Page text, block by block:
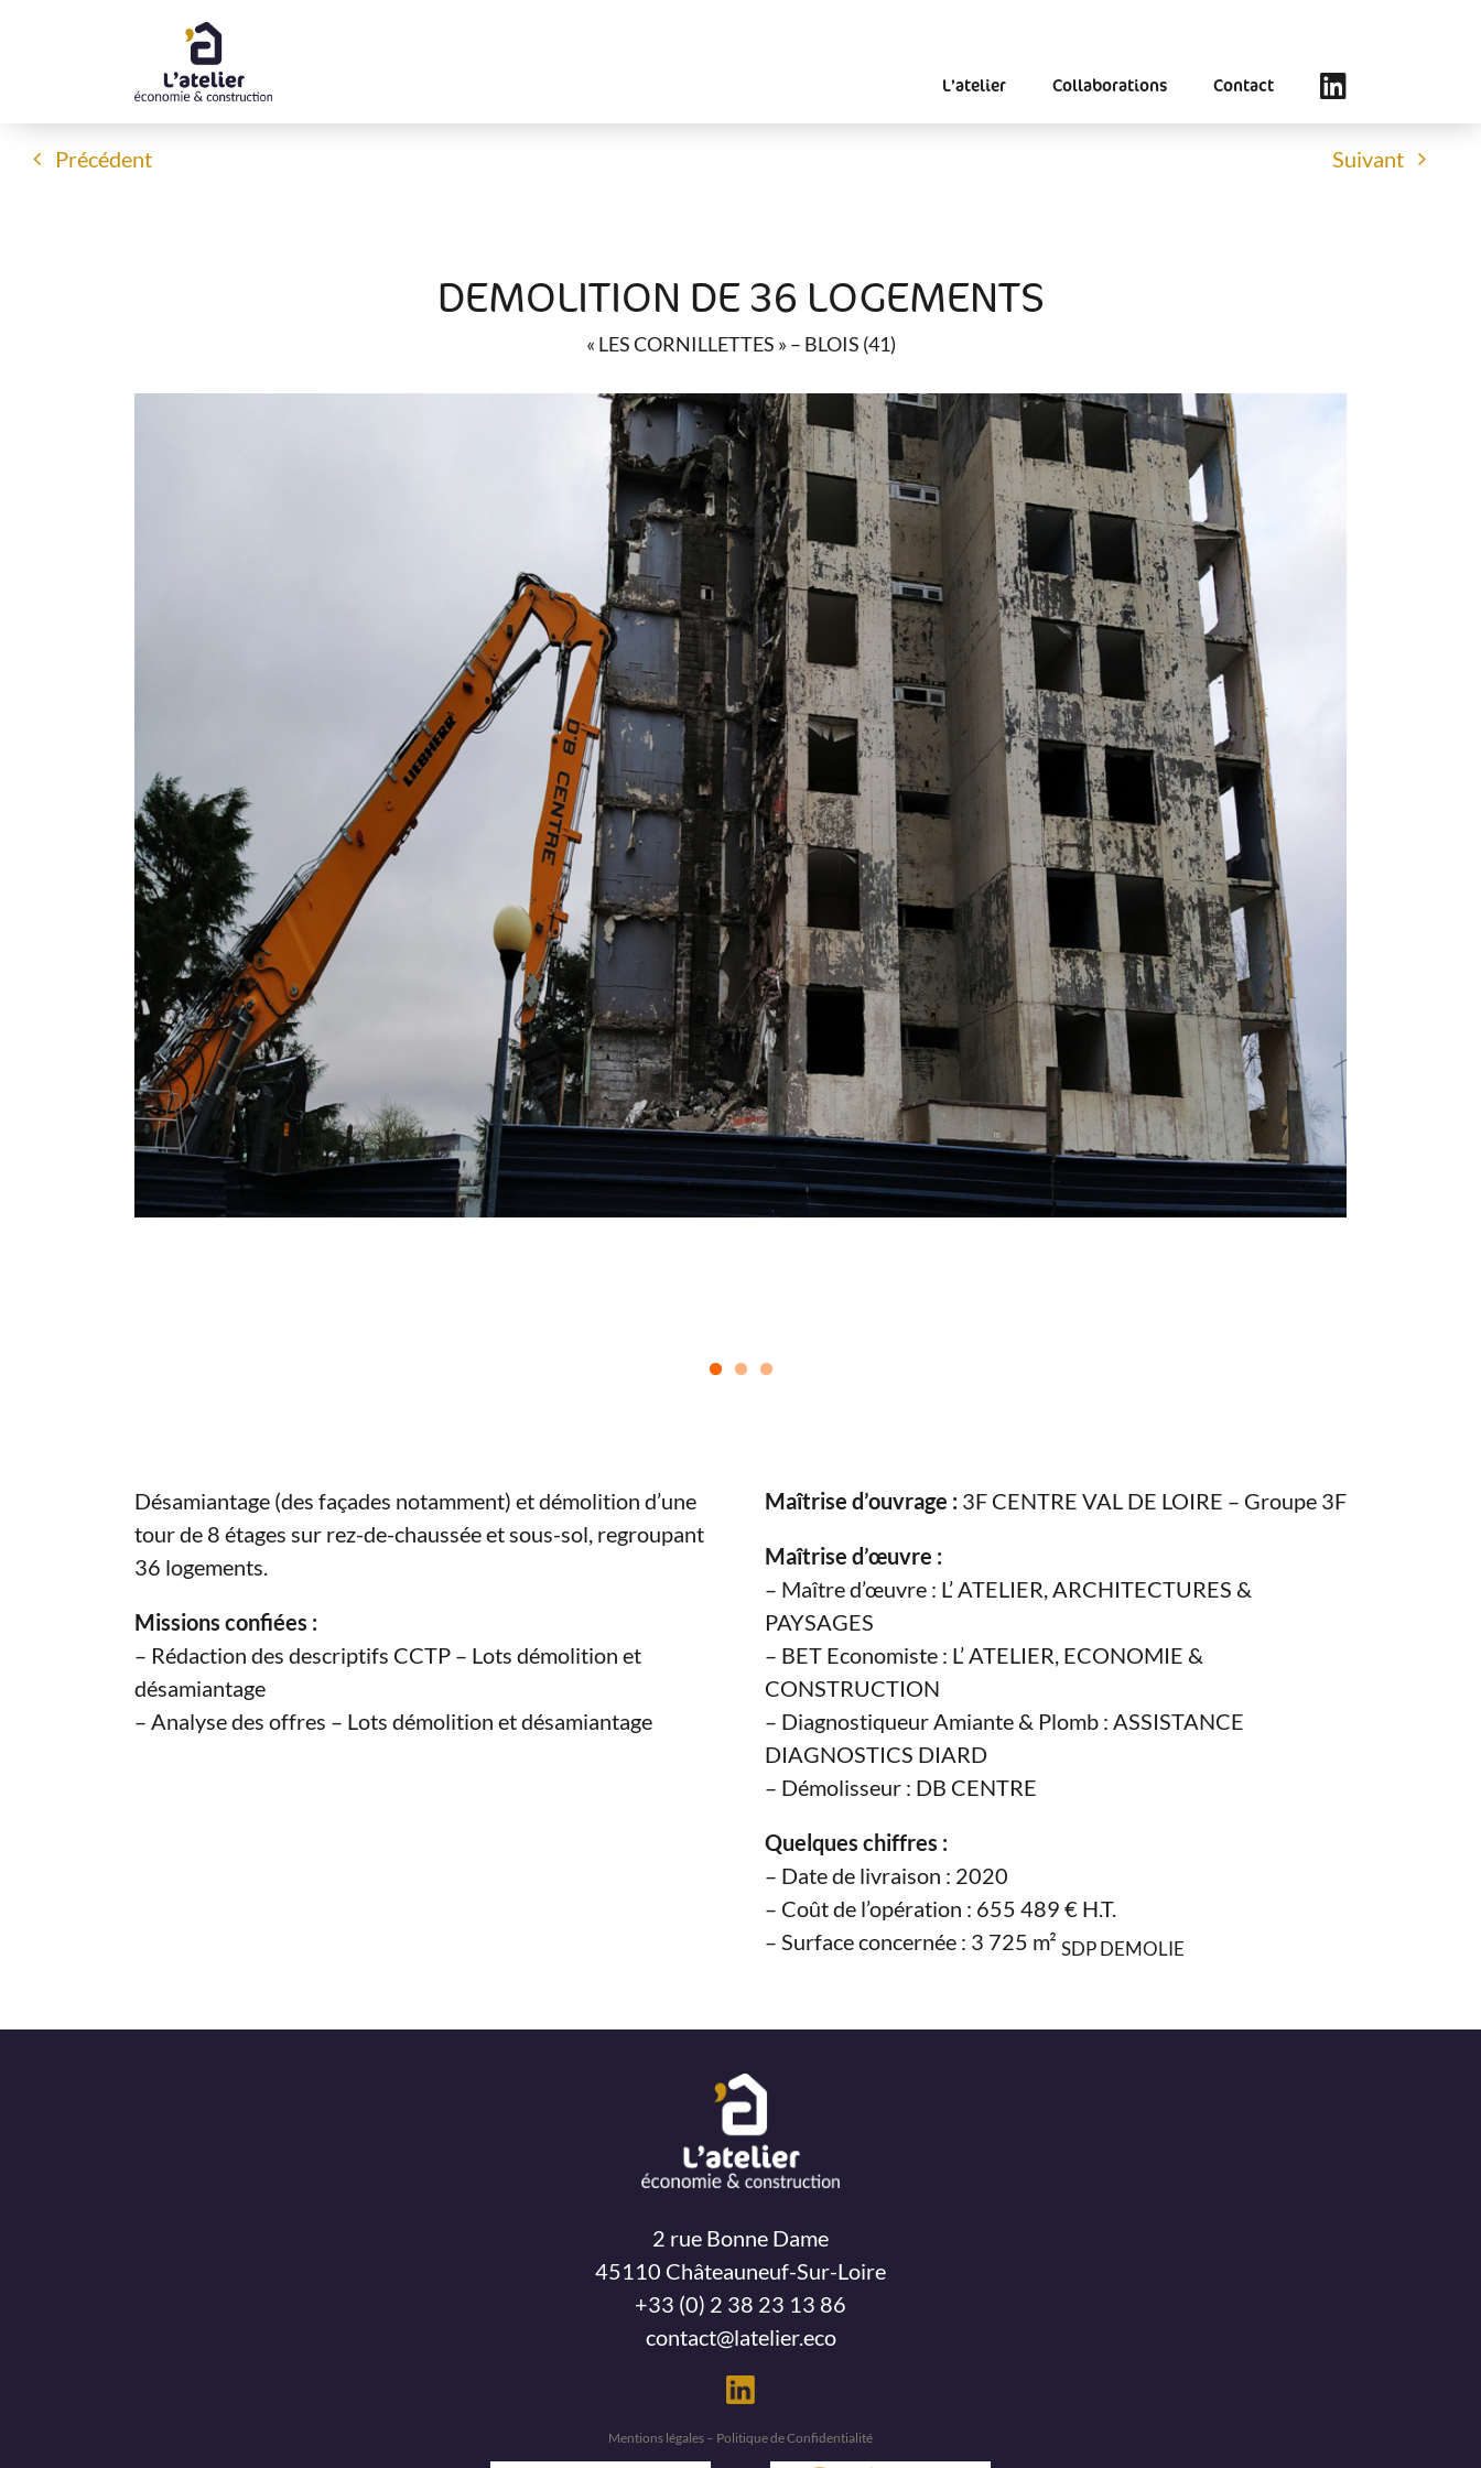
L’atelier Collaborations Contact
Précédent Suivant
DEMOLITION DE 36 LOGEMENTS
« LES CORNILLETTES » – BLOIS (41)
Désamiantage (des façades notamment) et démolition d’une
tour de 8 étages sur rez-de-chaussée et sous-sol, regroupant
36 logements.
Missions confiées :
– Rédaction des descriptifs CCTP – Lots démolition et
désamiantage
– Analyse des offres – Lots démolition et désamiantage
Maîtrise d’ouvrage :3F CENTRE VAL DE LOIRE – Groupe 3F
Maîtrise d’œuvre :
– Maître d’œuvre : L’ ATELIER, ARCHITECTURES &
PAYSAGES
– BET Economiste : L’ ATELIER, ECONOMIE &
CONSTRUCTION
– Diagnostiqueur Amiante & Plomb : ASSISTANCE
DIAGNOSTICS DIARD
– Démolisseur : DB CENTRE
Quelques chiffres :
– Date de livraison : 2020
– Coût de l’opération : 655 489 € H.T.
– Surface concernée : 3 725 m² SDP DEMOLIE
2 rue Bonne Dame
45110 Châteauneuf-Sur-Loire
+33 (0) 2 38 23 13 86
contact@latelier.eco
Mentions légales – Politique de Confidentialité